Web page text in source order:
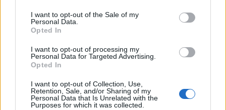
I want to opt-out of the Sale of my
Personal Data.
Opted In
I want to opt-out of processing my
Personal Data for Targeted Advertising.
Opted In
I want to opt-out of Collection, Use,
Retention, Sale, and/or Sharing of my
Personal Data that Is Unrelated with the
Purposes for which it was collected.
A rovat további cikkei